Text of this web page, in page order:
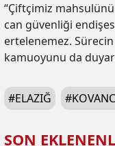
“Çiftçimiz mahsulünü
can güvenliği
ertelenemez. Sürecin
kamuoyunu da
#ELAZIĞ #
SON